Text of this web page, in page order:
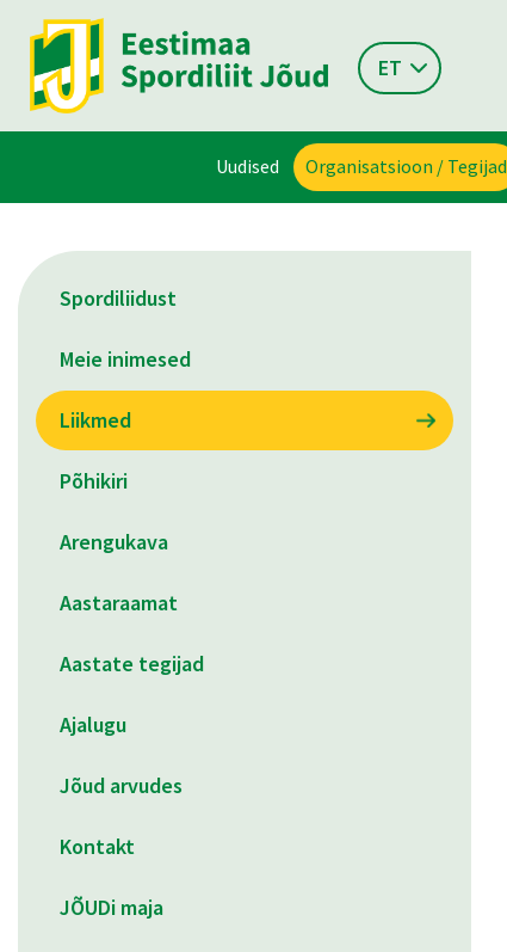
ET
Uudised Organisatsioon / Tegijad
Spordiliidust
Meie inimesed
Liikmed
Põhikiri
Arengukava
Aastaraamat
Aastate tegijad
Ajalugu
Jõud arvudes
Kontakt
JÕUDi maja